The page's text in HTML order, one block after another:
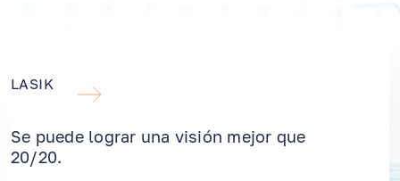
LASIK
Se puede lograr una visión mejor que
20/20.